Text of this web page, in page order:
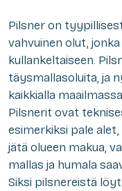
Pilsner on
vahvuinen olut,
kullankeltaiseen.
täysmallasoluita, ja
kaikkialla
Pilsnerit ovat
esimerkiksi pale
jätä olueen makua,
mallas ja humala
Siksi pilsnereistä